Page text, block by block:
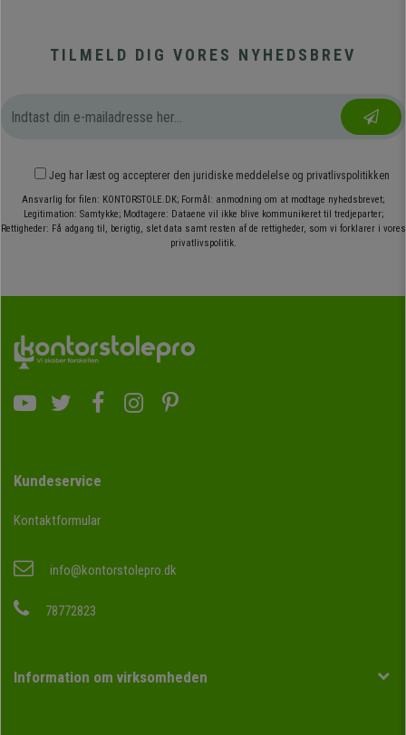
TILMELD DIG VORES NYHEDSBREV
Jeg har læst og accepterer den juridiske meddelelse og privatlivspolitikken
Ansvarlig for filen: KONTORSTOLE.DK; Formål: anmodning om at modtage nyhedsbrevet;
Legitimation: Samtykke; Modtagere: Dataene vil ikke blive kommunikeret til tredjeparter;
Rettigheder: Få adgang til, berigtig, slet data samt resten af de rettigheder, som vi forklarer i vores
privatlivspolitik.
Kundeservice
Kontaktformular
info@kontorstolepro.dk
78772823
Information om virksomheden